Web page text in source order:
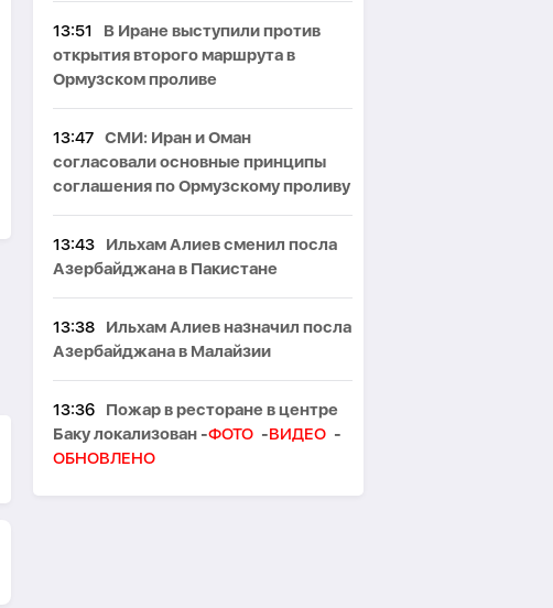
13:51
В Иране выступили против
открытия второго маршрута в
Ормузском проливе
13:47 СМИ: Иран и Оман
согласовали основные принципы
соглашения по Ормузскому проливу
13:43
Ильхам Алиев сменил посла
Азербайджана в Пакистане
13:38
Ильхам Алиев назначил посла
Азербайджана в Малайзии
13:36
Пожар в ресторане в центре
Баку локализован -ФОТО -ВИДЕО -
ОБНОВЛЕНО